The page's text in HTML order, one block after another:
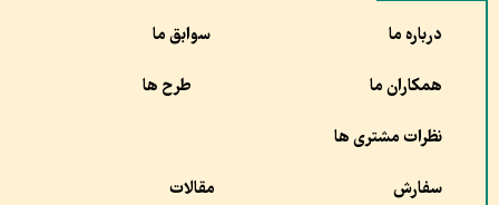
درباره ما سوابق ما
همکاران ما طرح ها
نظرات مشتری ها
سفارش مقالات